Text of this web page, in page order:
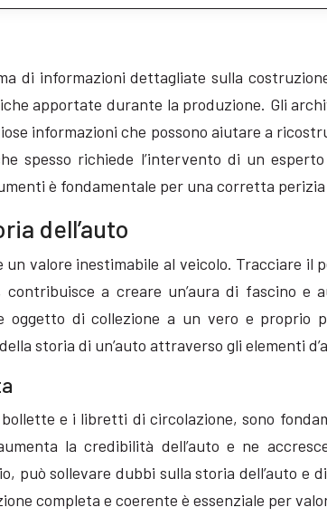
informazioni dettagliate sulla
apportate durante la produzione. Gli
informazioni che possono aiutare a
spesso richiede l’intervento di un
è fondamentale per una corretta
dell’auto
un valore inestimabile al veicolo. Tracciare
a creare un’aura di fascino e
oggetto di collezione a un vero e
storia di un’auto attraverso gli elementi
e i libretti di circolazione, sono
la credibilità dell’auto e ne
sollevare dubbi sulla storia dell’auto e
completa e coerente è essenziale per